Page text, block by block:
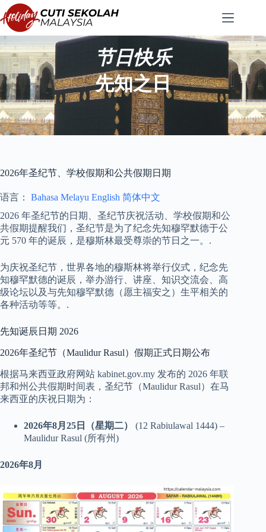
至
内
容
节日快乐
先知之日
2026年圣纪节、学校假期和公共假期日期
语言： Bahasa Melayu English 简体中文
2026 年圣纪节的日期、圣纪节庆祝活动、学校假期和公
共假期提醒我们，圣纪节是为了纪念先知穆罕默德于公
元 570 年的诞辰，是穆斯林最受尊崇的节日之一。.
为庆祝圣纪节，世界各地的穆斯林将举行仪式，纪念先
知穆罕默德的诞辰，举办游行、讲座、知识交流会、高
级论坛以及与先知穆罕默德（愿主福安之）生平相关的
各种活动等等。.
先知诞辰日期 2026
2026年圣纪节（Maulidur Rasul）假期正式日期公布
根据马来西亚政府网站 kabinet.gov.my 发布的 2026 年联
邦和州公共假期时间表，圣纪节（Maulidur Rasul）在马
来西亚的庆祝日期为：
2026年8月25日（星期二）
(12 Rabiulawal 1444) –
Maulidur Rasul (所有州)
2026年8月